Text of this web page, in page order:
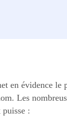
en évidence le
Les
puisse :